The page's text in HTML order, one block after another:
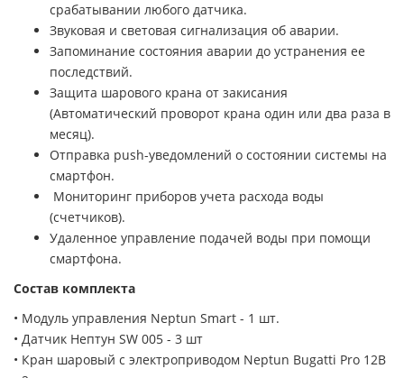
срабатывании любого датчика.
Звуковая и световая сигнализация об аварии.
Запоминание состояния аварии до устранения ее
последствий.
Защита шарового крана от закисания
(Автоматический проворот крана один или два раза в
месяц).
Отправка push-уведомлений о состоянии системы на
смартфон.
Мониторинг приборов учета расхода воды
(счетчиков).
Удаленное управление подачей воды при помощи
смартфона.
Состав комплекта
• Модуль управления Neptun Smart - 1 шт.
• Датчик Нептун SW 005 - 3 шт
• Кран шаровый с электроприводом Neptun Bugatti Pro 12В